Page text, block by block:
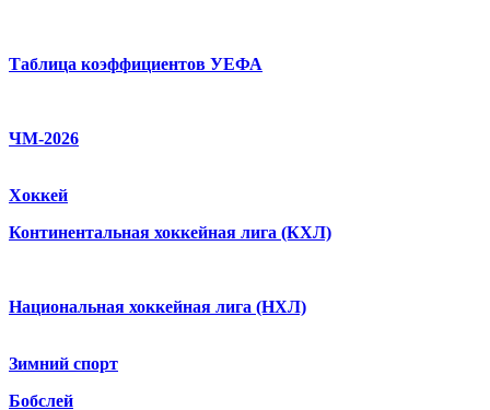
Таблица коэффициентов УЕФА
ЧМ-2026
Хоккей
Континентальная хоккейная лига (КХЛ)
Национальная хоккейная лига (НХЛ)
Зимний спорт
Бобслей